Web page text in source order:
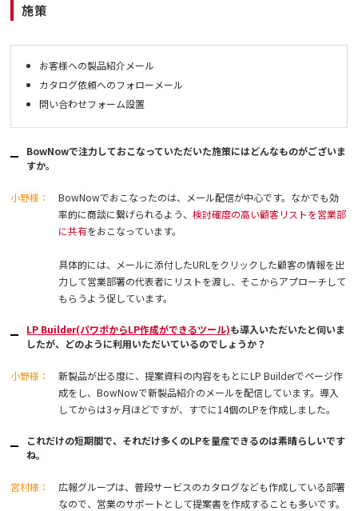
施策
お客様への製品紹介メール
カタログ依頼へのフォローメール
問い合わせフォーム設置
BowNowで注力しておこなっていただいた施策にはどんなものがございま
すか。
小野様：
BowNowでおこなったのは、メール配信が中心です。なかでも効
率的に商談に繋げられるよう、検討確度の高い顧客リストを営業部
に共有をおこなっています。
具体的には、メールに添付したURLをクリックした顧客の情報を出
力して営業部署の代表者にリストを渡し、そこからアプローチして
もらうよう促しています。
LP Builder(パワポからLP作成ができるツール)も導入いただいたと伺いま
したが、どのように利用いただいているのでしょうか？
小野様：
新製品が出る度に、提案資料の内容をもとにLP Builderでページ作
成をし、BowNowで新製品紹介のメールを配信しています。導入
してからは3ヶ月ほどですが、すでに14個のLPを作成しました。
これだけの短期間で、それだけ多くのLPを量産できるのは素晴らしいです
ね。
宮村様：
広報グループは、普段サービスのカタログなども作成している部署
なので、営業のサポートとして提案書を作成することも多いです。